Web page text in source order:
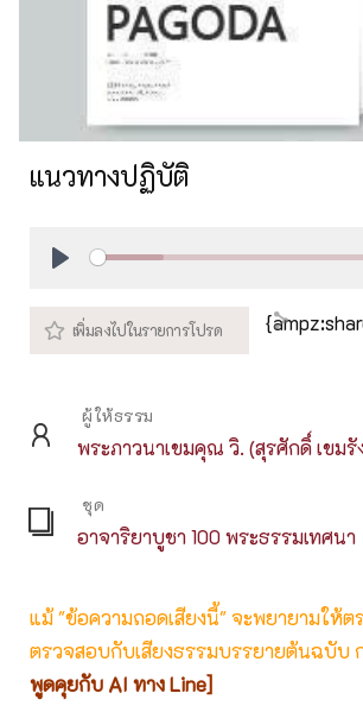
แนวทางปฏิบัติ
ผู้ให้ธรรม
พระภาวนาเขมคุณ วิ. (สุรศักดิ์ เขมรั
ชุด
อาจาริยาบูชา 100 พระธรรมเทศนา
แม้ "ข้อความถอดเสียงนี้" จะพยายามให้
ตรวจสอบกับเสียงธรรมบรรยายต้นฉบับ
พูดคุยกับ AI ทาง Line]